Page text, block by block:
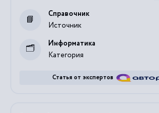
Источник
Справочник
Категория
Информатика
Статья от экспертов